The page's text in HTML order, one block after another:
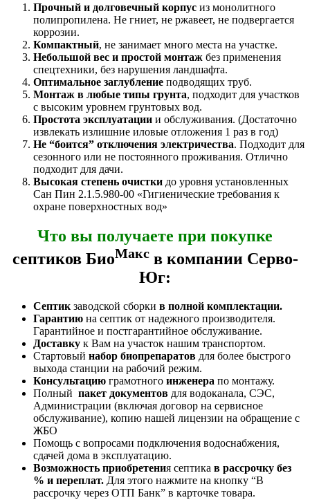
Прочный и долговечный корпус из монолитного
полипропилена. Не гниет, не ржавеет, не подвергается
коррозии.
Компактный, не занимает много места на участке.
Небольшой вес и простой монтаж без применения
спецтехники, без нарушения ландшафта.
Оптимальное заглубление подводящих труб.
Монтаж в любые типы грунта, подходит для участков
с высоким уровнем грунтовых вод.
Простота эксплуатации и обслуживания. (Достаточно
извлекать излишние иловые отложения 1 раз в год)
Не “боится” отключения электричества. Подходит для
сезонного или не постоянного проживания. Отлично
подходит для дачи.
Высокая степень очистки до уровня установленных
Сан Пин 2.1.5.980-00 «Гигиенические требования к
охране поверхностных вод»
Что вы получаете при покупке
септиков БиоМаксв компании Серво-
Юг:
Септикзаводской сборки в полной комплектации.
Гарантию на септик от надежного производителя.
Гарантийное и постгарантийное обслуживание.
Доставку к Вам на участок нашим транспортом.
Стартовый набор биопрепаратов для более быстрого
выхода станции на рабочий режим.
Консультацию грамотного инженера по монтажу.
Полный пакет документов для водоканала, СЭС,
Администрации (включая договор на сервисное
обслуживание), копию нашей лицензии на обращение с
ЖБО
Помощь с вопросами подключения водоснабжения,
сдачей дома в эксплуатацию.
Возможность приобретения септика в рассрочку без
% и переплат. Для этого нажмите на кнопку “В
рассрочку через ОТП Банк” в карточке товара.